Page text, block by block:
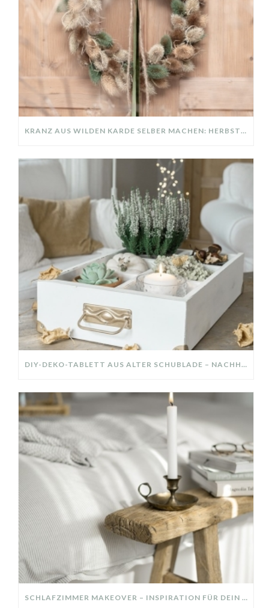
KRANZ AUS WILDEN KARDE SELBER MACHEN: HERBSTDEKO GANZ EINFACH
DIY-DEKO-TABLETT AUS ALTER SCHUBLADE – NACHHALTIGE HERBSTDEKO SELBER MACHEN!
SCHLAFZIMMER MAKEOVER – INSPIRATION FÜR DEIN SCHLAFZIMMER: AUS ALT MACH NEU – HELL, GEMÜTLICH UND EINLADEND